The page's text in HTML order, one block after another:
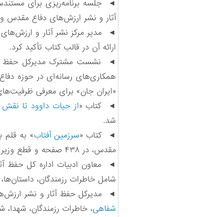
◄ جلسه برنامه‌ریزی برای
آثار و نشر ارزش‌های دفاع مقدس
◄ مدیر مرکز نشر آثار و
ارائه آن در قالب کتاب تأکید کرد.
◄ نشست مشترک مدیرکل حفظ
همکاری‌های رسانه‌ای در حوزه
«ایران جان» برای معرفی
◄ کتاب «از حیات داوود تا
شد.
◄ کتاب «سرزمین آفتاب» به قلم
مقدس، در ۴۳۸ صفحه و قطع وزیری، توسط بنیاد حفظ آثار و نشر ارزش‌های دفاع مقدس استان ایلام و انتشارات قلاویزان منتشر شد.
شامل خاطرات رزمندگان، داستان‌ها،
◄ مدیرکل حفظ آثار و نشر ارزش‌های
شفاهی، خاطرات رزمندگان،